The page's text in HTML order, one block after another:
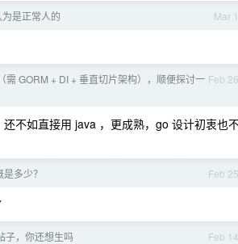
Mar 1
是正常人的
Feb 26
GORM + DI + 垂直切片架构），顺便探讨一
不如直接用 java ，更成熟，go 设计初衷也
Feb 25
多少？
Feb 14
子，你还想生吗